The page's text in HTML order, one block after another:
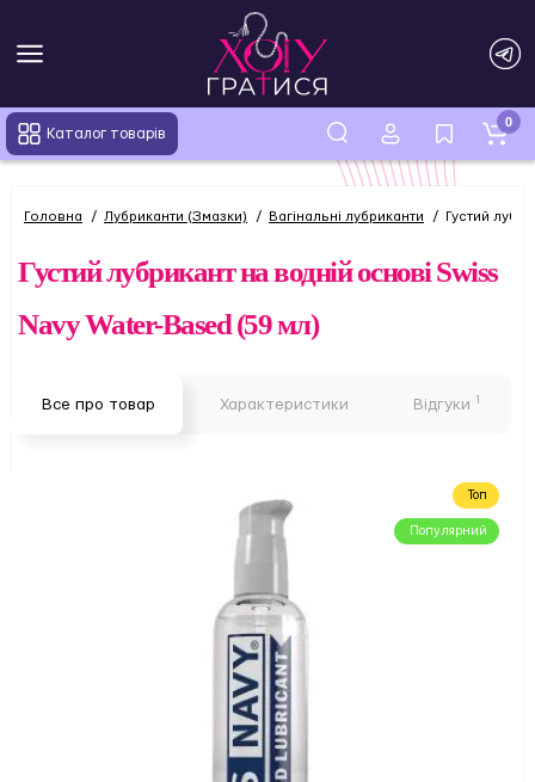
Каталог товарів
0
Головна Лубриканти (Змазки) Вагінальні лубриканти Густий
Густий лубрикант на водній основі Swiss
Navy Water-Based (59 мл)
Все про товар Характеристики Відгуки 1
Топ
Популярний